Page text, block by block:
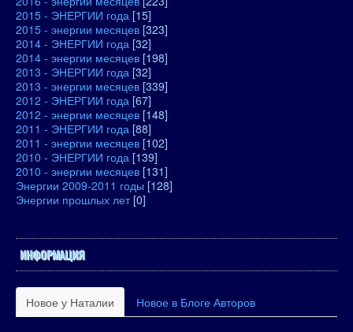
2015 - ЭНЕРГИИ года [15]
2015 - энергии месяцев [323]
2014 - ЭНЕРГИИ года [32]
2014 - энергии месяцев [198]
2013 - ЭНЕРГИИ года [32]
2013 - энергии месяцев [339]
2012 - ЭНЕРГИИ года [67]
2012 - энергии месяцев [148]
2011 - ЭНЕРГИИ года [88]
2011 - энергии месяцев [102]
2010 - ЭНЕРГИИ года [139]
2010 - энергии месяцев [131]
Энергии 2009-2011 годы [128]
Энергии прошлых лет [0]
ИНФОРМАЦИЯ
Новое у Наталии Новое в Блоге Авторов